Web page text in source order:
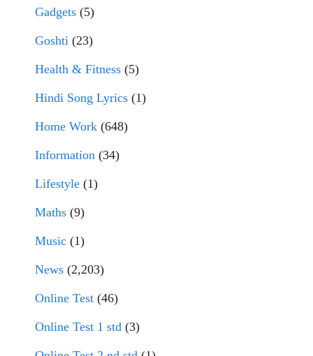
Gadgets (5)
Goshti (23)
Health & Fitness (5)
Hindi Song Lyrics (1)
Home Work (648)
Information (34)
Lifestyle (1)
Maths (9)
Music (1)
News (2,203)
Online Test (46)
Online Test 1 std (3)